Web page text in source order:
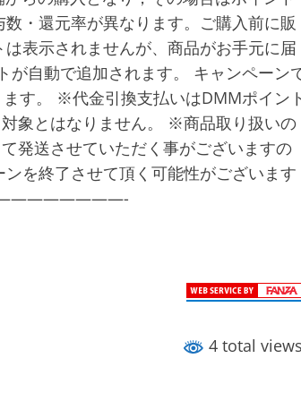
・還元率が異なります。ご購入前に販
表示されませんが、商品がお手元に届
が自動で追加されます。 キャンペーン
す。 ※代金引換支払いはDMMポイン
象とはなりません。 ※商品取り扱いの
発送させていただく事がございますの
を終了させて頂く可能性がございます
———————————-
4 total views